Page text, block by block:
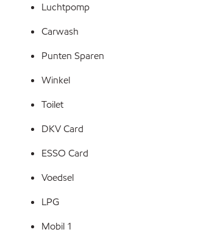
Luchtpomp
Carwash
Punten Sparen
Winkel
Toilet
DKV Card
ESSO Card
Voedsel
LPG
Mobil 1